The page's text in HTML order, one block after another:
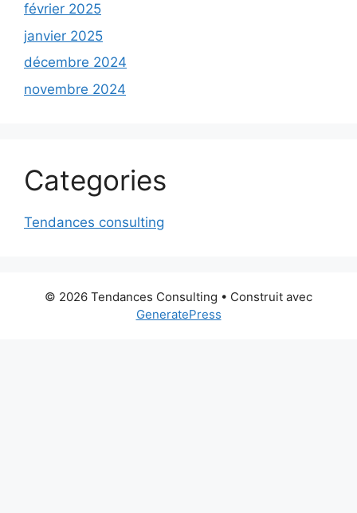
février 2025
janvier 2025
décembre 2024
novembre 2024
Categories
Tendances consulting
© 2026 Tendances Consulting • Construit avec
GeneratePress